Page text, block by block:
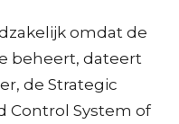
omdat de
beheert, dateert
de Strategic
Control System of